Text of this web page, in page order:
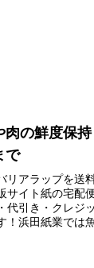
の鮮度保
で
リアラップを送
サイト紙の宅配
代引き・クレジ
浜田紙業では